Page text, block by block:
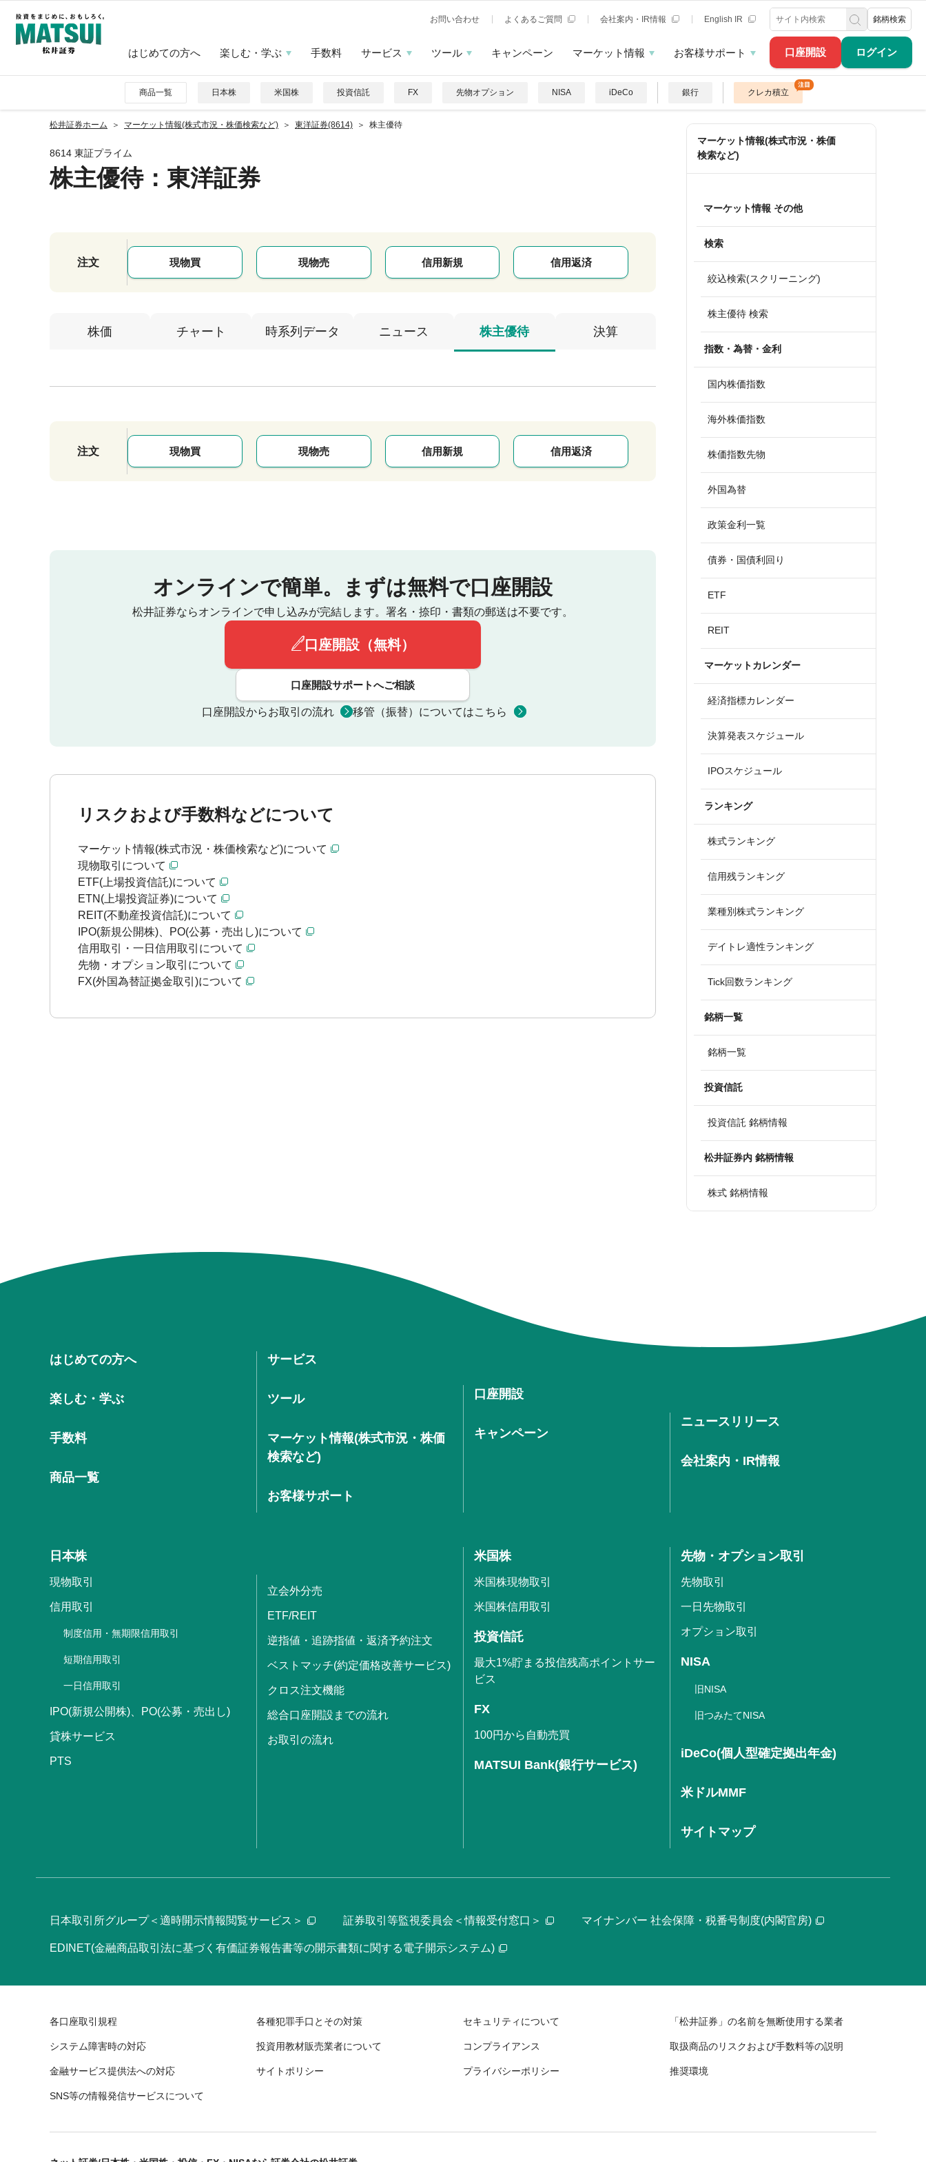
口座開設 ログイン
お問い合わせ よくあるご質問 会社案内・IR情報 English IR 銘柄検索
はじめての方へ 楽しむ・学ぶ 手数料 サービス ツール キャンペーン マーケット情報 お客様サポート
商品一覧 日本株 米国株 投資信託 FX 先物オプション NISA iDeCo 銀行 クレカ積立
松井証券ホーム マーケット情報(株式市況・株価検索など) 東洋証券(8614) 株主優待
8614 東証プライム
株主優待：東洋証券
注文 現物買 現物売 信用新規 信用返済
株価 チャート 時系列データ ニュース 株主優待 決算
注文 現物買 現物売 信用新規 信用返済
オンラインで簡単。 まずは無料で口座開設
松井証券ならオンラインで申し込みが完結します。 署名・捺印・書類の郵送は不要です。
口座開設（無料）
口座開設サポートへご相談
口座開設からお取引の流れ 移管（振替）についてはこちら
リスクおよび手数料などについて
マーケット情報(株式市況・株価検索など)について
現物取引について
ETF(上場投資信託)について
ETN(上場投資証券)について
REIT(不動産投資信託)について
IPO(新規公開株)、PO(公募・売出し)について
信用取引・一日信用取引について
先物・オプション取引について
FX(外国為替証拠金取引)について
マーケット情報(株式市況・株価
検索など)
マーケット情報 その他
検索
絞込検索(スクリーニング)
株主優待 検索
指数・為替・金利
国内株価指数
海外株価指数
株価指数先物
外国為替
政策金利一覧
債券・国債利回り
ETF
REIT
マーケットカレンダー
経済指標カレンダー
決算発表スケジュール
IPOスケジュール
ランキング
株式ランキング
信用残ランキング
業種別株式ランキング
デイトレ適性ランキング
Tick回数ランキング
銘柄一覧
銘柄一覧
投資信託
投資信託 銘柄情報
松井証券内 銘柄情報
株式 銘柄情報
はじめての方へ
楽しむ・学ぶ
手数料
商品一覧
サービス
ツール
マーケット情報(株式市況・株価
検索など)
お客様サポート
口座開設
キャンペーン
ニュースリリース
会社案内・IR情報
日本株
現物取引
信用取引
制度信用・無期限信用取引
短期信用取引
一日信用取引
IPO(新規公開株)、PO(公募・売出し)
貸株サービス
PTS
立会外分売
ETF/REIT
逆指値・追跡指値・返済予約注文
ベストマッチ(約定価格改善サービス)
クロス注文機能
総合口座開設までの流れ
お取引の流れ
米国株
米国株現物取引
米国株信用取引
投資信託
最大1%貯まる投信残高ポイントサー
ビス
FX
100円から自動売買
MATSUI Bank(銀行サービス)
先物・オプション取引
先物取引
一日先物取引
オプション取引
NISA
旧NISA
旧つみたてNISA
iDeCo(個人型確定拠出年金)
米ドルMMF
サイトマップ
日本取引所グループ＜適時開示情報閲覧サービス＞ 証券取引等監視委員会＜情報受付窓口＞ マイナンバー 社会保障・税番号制度(内閣官房)
EDINET(金融商品取引法に基づく有価証券報告書等の開示書類に関する電子開示システム)
各口座取引規程 各種犯罪手口とその対策 セキュリティについて 「松井証券」の名前を無断使用する業者
システム障害時の対応 投資用教材販売業者について コンプライアンス 取扱商品のリスクおよび手数料等の説明
金融サービス提供法への対応 サイトポリシー プライバシーポリシー 推奨環境
SNS等の情報発信サービスについて